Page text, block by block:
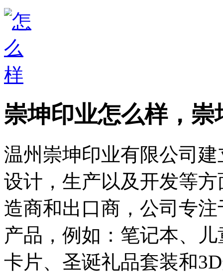
崇坤印业怎么样，
温州崇坤印业有限公司
设计，生产以及开发等
造商和出口商，公司专
产品，例如：笔记本、
卡片、圣诞礼品套装和